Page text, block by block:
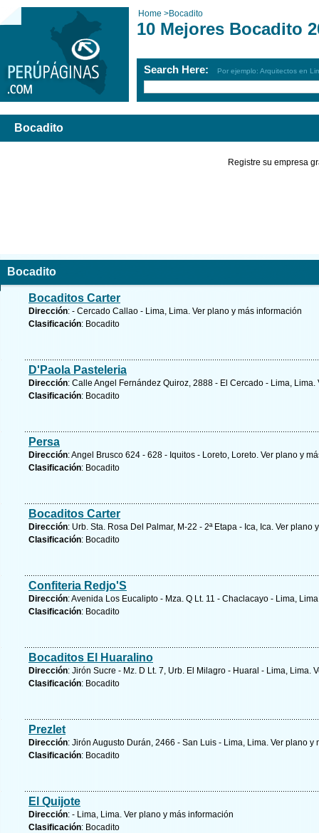
Home >Bocadito
10 Mejores Bocadito
Search Here: Por ejemplo: Arquitectos en
Bocadito
Registre su empresa
Bocadito
Bocaditos Carter
Dirección: - Cercado Callao - Lima, Lima. Ver plano y más información
Clasificación: Bocadito
D'Paola Pasteleria
Dirección: Calle Angel Fernández Quiroz, 2888 - El Cercado - Lima, Lima.
Clasificación: Bocadito
Persa
Dirección: Angel Brusco 624 - 628 - Iquitos - Loreto, Loreto. Ver plano y
Clasificación: Bocadito
Bocaditos Carter
Dirección: Urb. Sta. Rosa Del Palmar, M-22 - 2ª Etapa - Ica, Ica. Ver plano y
Clasificación: Bocadito
Confiteria Redjo'S
Dirección: Avenida Los Eucalipto - Mza. Q Lt. 11 - Chaclacayo - Lima,
Clasificación: Bocadito
Bocaditos El Huaralino
Dirección: Jirón Sucre - Mz. D Lt. 7, Urb. El Milagro - Huaral - Lima, Lima.
Clasificación: Bocadito
Prezlet
Dirección: Jirón Augusto Durán, 2466 - San Luis - Lima, Lima. Ver plano y
Clasificación: Bocadito
El Quijote
Dirección: - Lima, Lima. Ver plano y más información
Clasificación: Bocadito